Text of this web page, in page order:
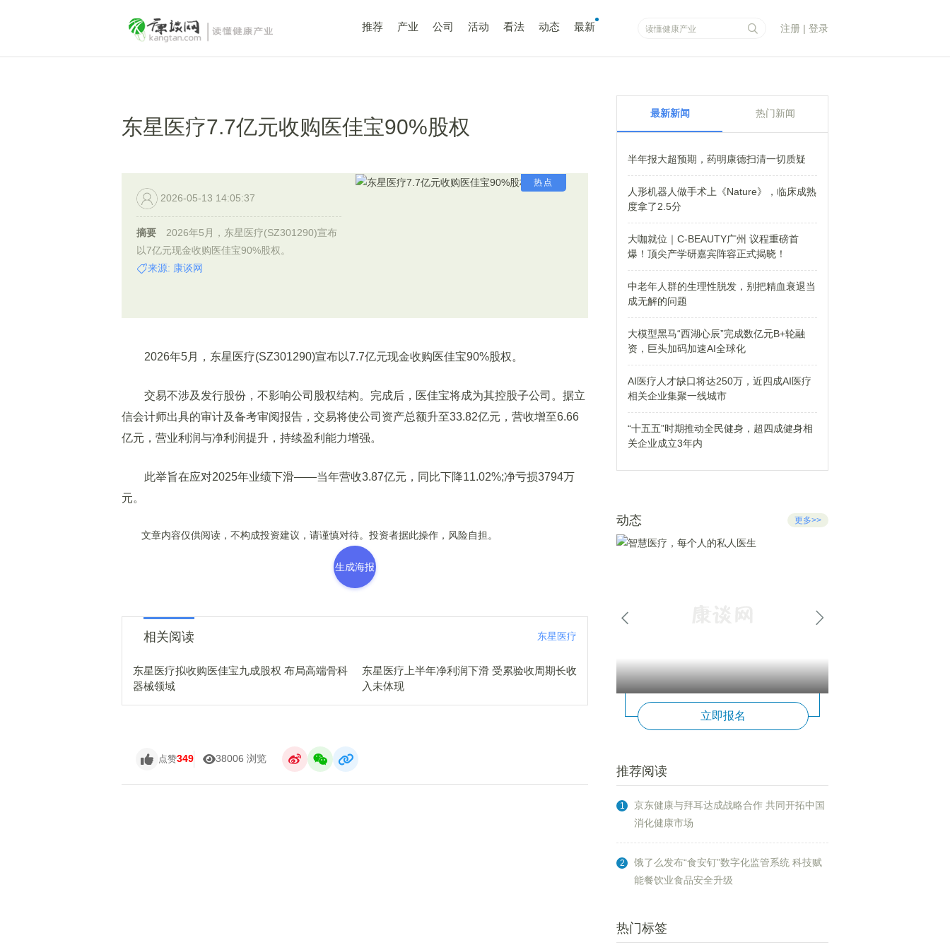
推荐 产业 公司 活动 看法 动态 最新 注册 | 登录
东星医疗7.7亿元收购医佳宝90%股权
热点
2026-05-13 14:05:37
摘要
2026年5月，东星医疗(SZ301290)宣布
以7亿元现金收购医佳宝90%股权。
来源: 康谈网
2026年5月，东星医疗(SZ301290)宣布以7.7亿元现金收购医佳宝90%股权。
交易不涉及发行股份，不影响公司股权结构。完成后，医佳宝将成为其控股子公司。据立
信会计师出具的审计及备考审阅报告，交易将使公司资产总额升至33.82亿元，营收增至6.66
亿元，营业利润与净利润提升，持续盈利能力增强。
此举旨在应对2025年业绩下滑——当年营收3.87亿元，同比下降11.02%;净亏损3794万
元。
文章内容仅供阅读，不构成投资建议，请谨慎对待。投资者据此操作，风险自担。
生成海报
相关阅读 东星医疗
东星医疗拟收购医佳宝九成股权 布局高端骨科
器械领域
东星医疗上半年净利润下滑 受累验收周期长收
入未体现
点赞349 38006 浏览
最新新闻 热门新闻
半年报大超预期，药明康德扫清一切质疑
人形机器人做手术上《Nature》，临床成熟
度拿了2.5分
大咖就位｜C-BEAUTY广州 议程重磅首
爆！顶尖产学研嘉宾阵容正式揭晓！
中老年人群的生理性脱发，别把精血衰退当
成无解的问题
大模型黑马“西湖心辰”完成数亿元B+轮融
资，巨头加码加速AI全球化
AI医疗人才缺口将达250万，近四成AI医疗
相关企业集聚一线城市
“十五五”时期推动全民健身，超四成健身相
关企业成立3年内
动态 更多>>
立即报名
推荐阅读
1
京东健康与拜耳达成战略合作 共同开拓中国
消化健康市场
2
饿了么发布“食安钉”数字化监管系统 科技赋
能餐饮业食品安全升级
热门标签